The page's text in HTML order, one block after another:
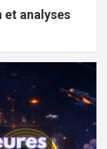
et analyses